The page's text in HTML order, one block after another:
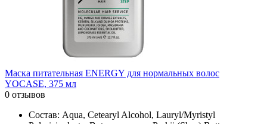
Маска питательная ENERGY для нормальных волос
YOCASE, 375 мл
0 отзывов
Состав: Aqua, Cetearyl Alcohol, Lauryl/Myristyl